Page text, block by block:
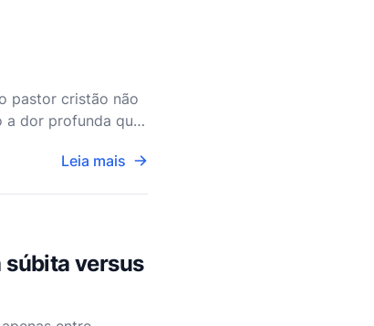
pastor cristão não
a dor profunda que
Leia mais
súbita versus